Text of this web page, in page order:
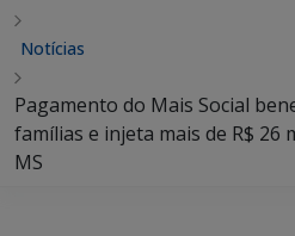
Notícias
Pagamento do Mais Social
famílias e injeta mais de R$ 26
MS